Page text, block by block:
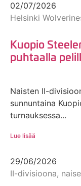
02/07/2026
Helsinki
Kuopio
puhtaalla
Naisten II-
sunnuntaina
turnauksessa...
Lue lisää
29/06/2026
II-divisioona,